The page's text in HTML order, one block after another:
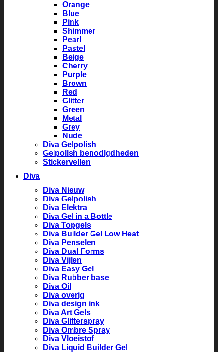
Orange
Blue
Pink
Shimmer
Pearl
Pastel
Beige
Cherry
Purple
Brown
Red
Glitter
Green
Metal
Grey
Nude
Diva Gelpolish
Gelpolish benodigdheden
Stickervellen
Diva
Diva Nieuw
Diva Gelpolish
Diva Elektra
Diva Gel in a Bottle
Diva Topgels
Diva Builder Gel Low Heat
Diva Penselen
Diva Dual Forms
Diva Vijlen
Diva Easy Gel
Diva Rubber base
Diva Oil
Diva overig
Diva design ink
Diva Art Gels
Diva Glitterspray
Diva Ombre Spray
Diva Vloeistof
Diva Liquid Builder Gel